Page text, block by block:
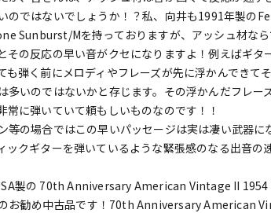
のではないでしょうか！？私、向井も1991年製の
Sunburst/Mを持っておりますが、アッシュ材なら
その反応の早い音がクセになりますよ！例えばギ
も弾く前にメロディやフレーズが先に浮かんできて
多いのではないかと存じます。その浮かんだフレー
常に弾いていて頼もしいものなのです！！
等の場合ではこの早いパッセージは実は凄い武器に
ックギターを弾いているような緊張感のなる出音の
製の 70th Anniversary American Vintage II
お勧め中古品です！70th Anniversary American